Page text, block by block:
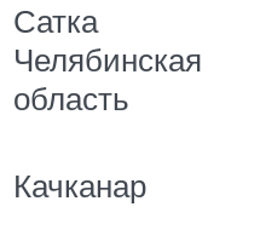
Сатка
Челябинская
область
Качканар